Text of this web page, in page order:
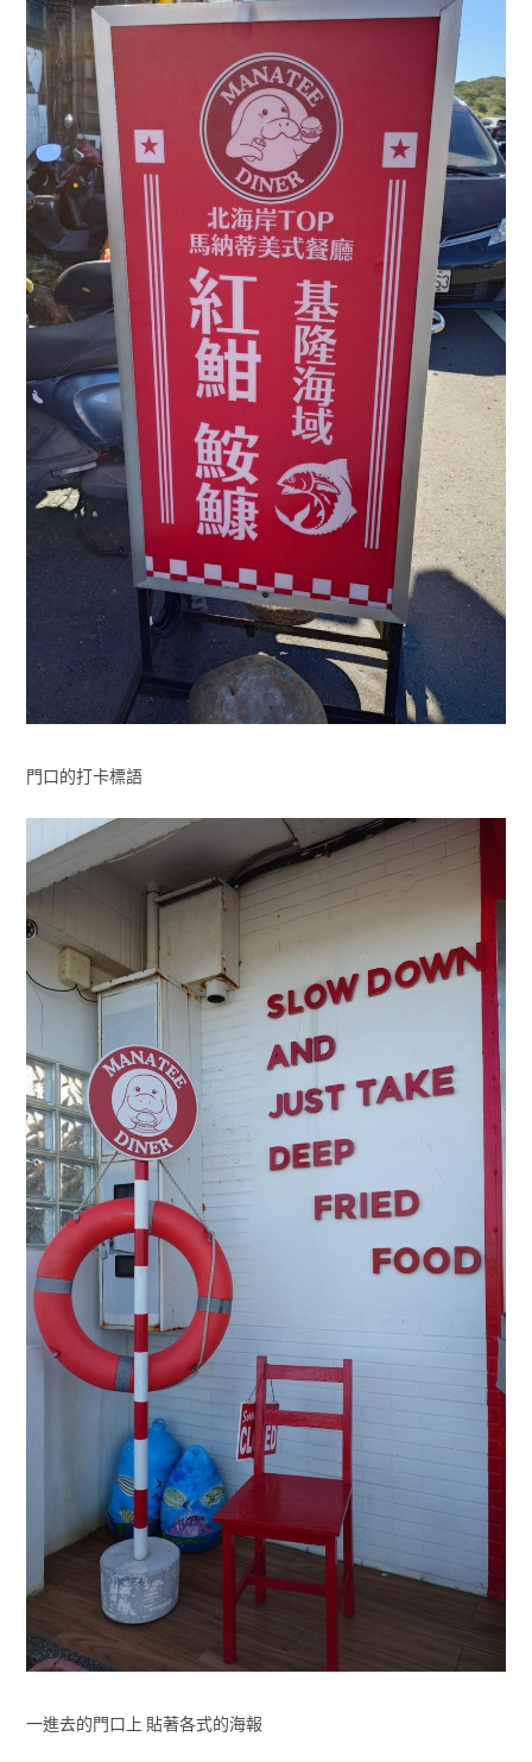
門口的打卡標語
一進去的門口上 貼著各式的海報